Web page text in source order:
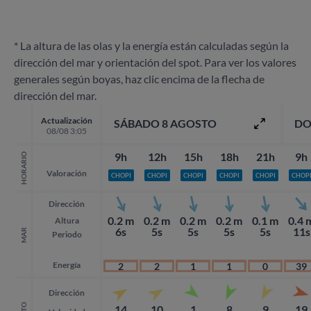
* La altura de las olas y la energía están calculadas según la
dirección del mar y orientación del spot. Para ver los valores
generales según boyas, haz clic encima de la flecha de
dirección del mar.
Actualización
08/08 3:05
HORARIO Valoración
MAR
Dirección
Altura
Periodo
Energía
Dirección
SÁBADO 8 AGOSTO
9h
CHOPI
0.2 m
6s
2
12h
CHOPI
0.2 m
5s
2
15h
CHOPI
0.2 m
5s
1
18h
CHOPI
0.2 m
5s
1
21h
CHOPI
0.1 m
5s
0
9h
CHOPI
0.4
11s
39